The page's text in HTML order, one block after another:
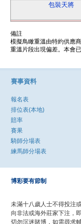
包裝天將
備註
模擬鳥瞰重溫由特約供應
重溫片段出現偏差。本會
賽事資料
報名表
排位表(本地)
賠率
賽果
騎師分場表
練馬師分場表
博彩要有節制
未滿十八歲人士不得投注
向非法或海外莊家下注，
切勿沉迷賭博，如需尋求